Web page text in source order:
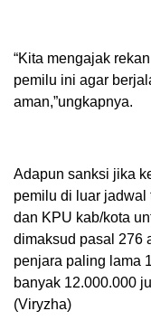
“Kita mengajak
pemilu ini agar
aman,”ungkapnya.
Adapun sanksi jika
pemilu di luar
dan KPU kab/kota
dimaksud pasal 276
penjara paling lama
banyak 12.000.000
(Viryzha)